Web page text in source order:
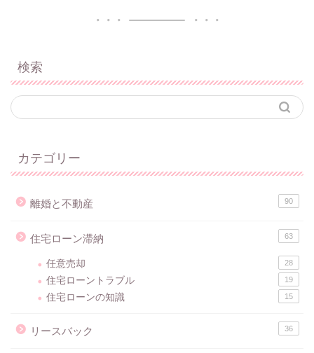
検索
カテゴリー
離婚と不動産 90
住宅ローン滞納 63
任意売却 28
住宅ローントラブル 19
住宅ローンの知識 15
リースバック 36